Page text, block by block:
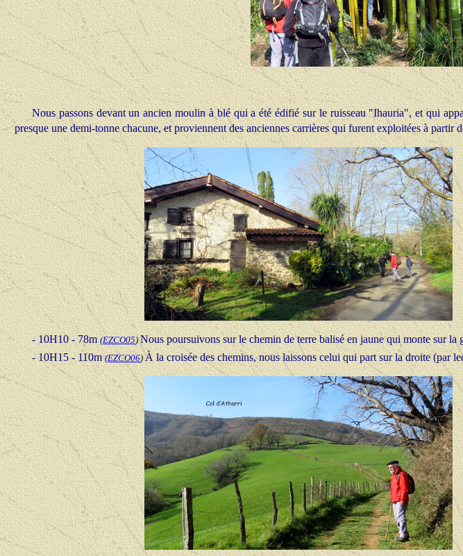
Nous passons devant un ancien moulin à blé qui a été édifié sur le ruisseau "Ihauria", et qui
presque une demi-tonne chacune, et proviennent des anciennes carrières qui furent exploitées à
- 10H10 - 78m (EZCO05)Nous poursuivons sur le chemin de terre balisé en jaune qui monte sur la
- 10H15 - 110m(EZCO06)À la croisée des chemins, nous laissons celui qui part sur la droite (par